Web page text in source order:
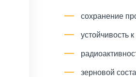
сохранение
устойчивость
зерновой